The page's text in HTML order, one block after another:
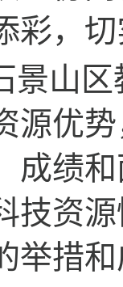
彩，
景山
源优
成绩
技资
举措